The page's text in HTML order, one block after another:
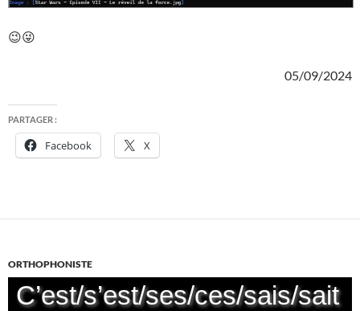
😉😜
05/09/2024
PARTAGER :
Facebook X
ORTHOPHONISTE
C’est/s’est/ses/ces/sais/sait